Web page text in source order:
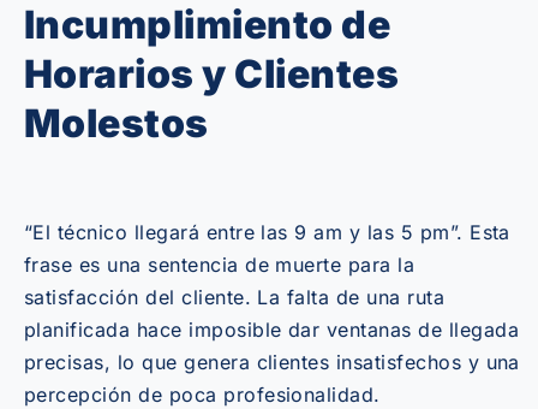
Incumplimiento de
Horarios y Clientes
Molestos
“El técnico llegará entre las 9 am y las 5 pm”. Esta
frase es una sentencia de muerte para la
satisfacción del cliente. La falta de una ruta
planificada hace imposible dar ventanas de llegada
precisas, lo que genera clientes insatisfechos y una
percepción de poca profesionalidad.